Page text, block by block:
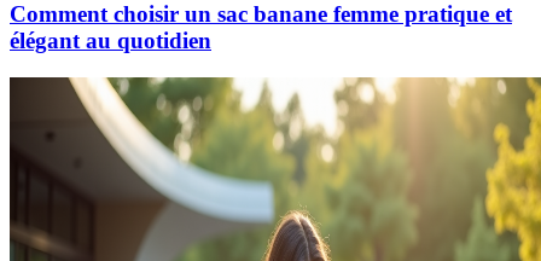
Comment choisir un sac banane femme pratique et
élégant au quotidien